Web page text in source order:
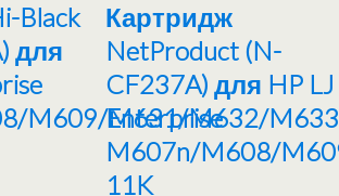
Black
для
M609/M631/M632/
Картридж
NetProduct (N-
CF237A) для HP LJ
Enterprise
M607n/M608/
11K